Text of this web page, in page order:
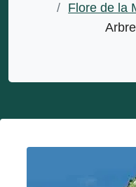
/ Flore de la